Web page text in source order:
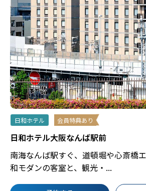
日和ホテル 会員特典あり
日和ホテル大阪なんば駅前
南海なんば駅すぐ、道頓堀や心斎橋
和モダンの客室と、観光・...